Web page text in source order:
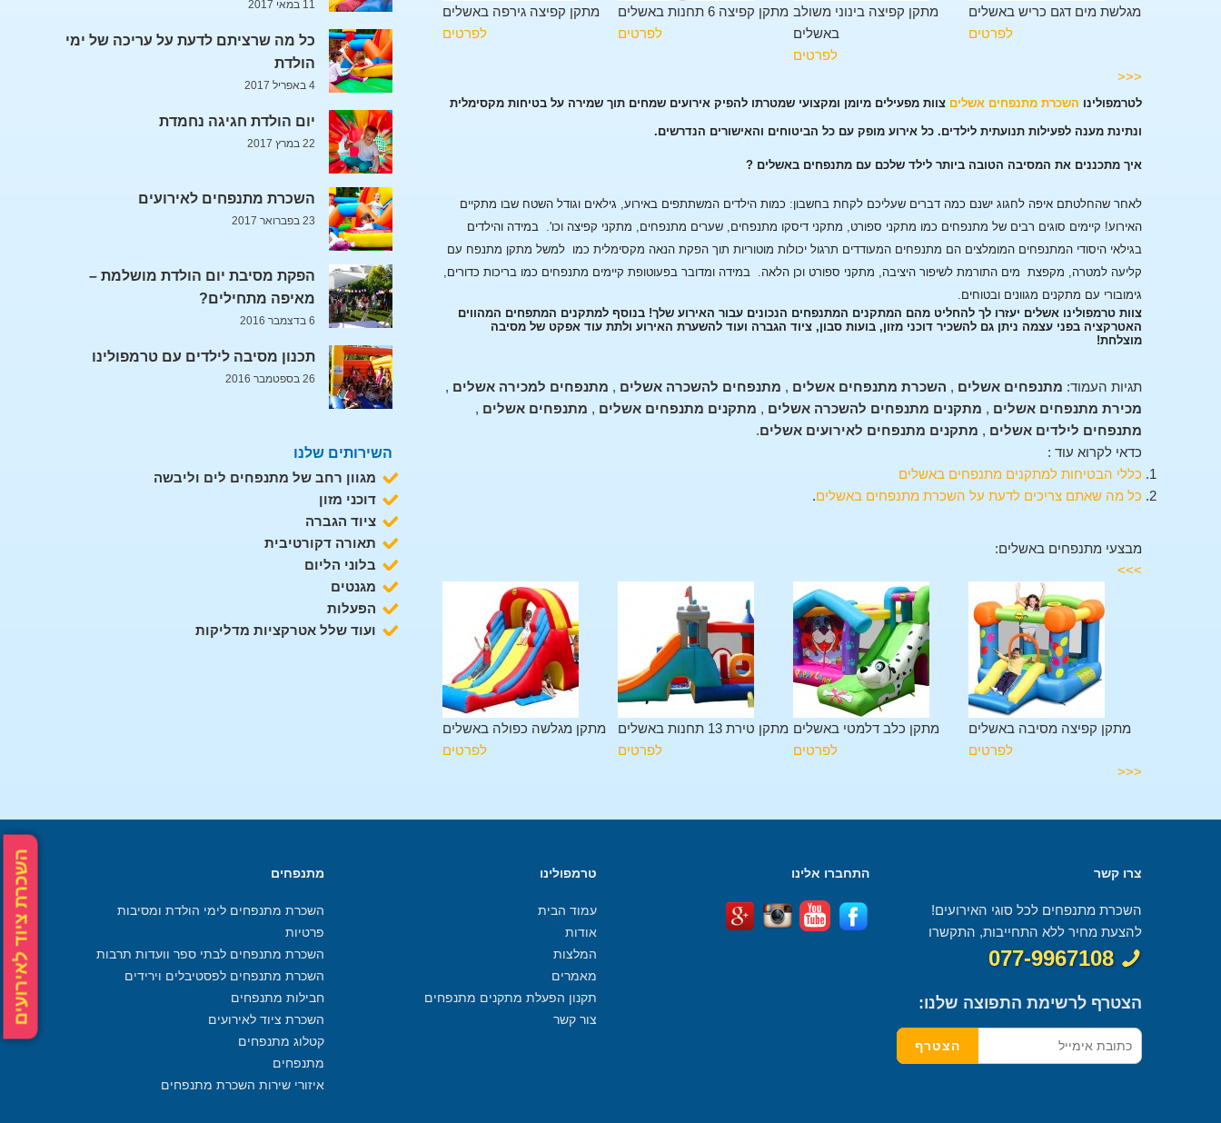
השכרת ציוד לאירועים
מתקן קפיצה גירפה באשלים
לפרטים
מתקן קפיצה 6 תחנות באשלים
לפרטים
מתקן קפיצה בינוני משולב
באשלים
לפרטים
מגלשת מים דגם כריש באשלים
לפרטים
<<<
לטרמפולינו השכרת מתנפחים אשלים צוות מפעילים מיומן ומקצועי שמטרתו להפיק אירועים שמחים תוך שמירה על בטיחות מקסימלית
ונתינת מענה לפעילות תנועתית לילדים. כל אירוע מופק עם כל הביטוחים והאישורים הנדרשים.
איך מתכננים את המסיבה הטובה ביותר לילד שלכם עם מתנפחים באשלים ?
לאחר שהחלטתם איפה לחגוג ישנם כמה דברים שעליכם לקחת בחשבון: כמות הילדים המשתתפים באירוע, גילאים וגודל השטח שבו מתקיים
האירוע! קיימים סוגים רבים של מתנפחים כמו מתקני ספורט, מתקני דיסקו מתנפחים, שערים מתנפחים, מתקני קפיצה וכו'. במידה והילדים
בגילאי היסודי המתנפחים המומלצים הם מתנפחים המעודדים תרגול יכולות מוטוריות תוך הפקת הנאה מקסימלית כמו למשל מתקן מתנפח עם
קליעה למטרה, מקפצת מים התורמת לשיפור היציבה, מתקני ספורט וכן הלאה. במידה ומדובר בפעוטופת קיימים מתנפחים כמו בריכות כדורים,
גימובורי עם מתקנים מגוונים ובטוחים.
צוות טרמפולינו אשלים יעזרו לך להחליט מהם המתקנים המתנפחים הנכונים עבור האירוע שלך! בנוסף למתקנים המתפחים המהווים
האטרקציה בפני עצמה ניתן גם להשכיר דוכני מזון, בועות סבון, ציוד הגברה ועוד להשערת האירוע ולתת עוד אפקט של מסיבה
מוצלחת!
תגיות העמוד: מתנפחים אשלים , השכרת מתנפחים אשלים , מתנפחים להשכרה אשלים , מתנפחים למכירה אשלים ,
מכירת מתנפחים אשלים , מתקנים מתנפחים להשכרה אשלים , מתקנים מתנפחים אשלים , מתנפחים אשלים ,
מתנפחים לילדים אשלים , מתקנים מתנפחים לאירועים אשלים.
כדאי לקרוא עוד :
כללי הבטיחות למתקנים מתנפחים באשלים
כל מה שאתם צריכים לדעת על השכרת מתנפחים באשלים.
מבצעי מתנפחים באשלים:
>>>
מתקן מגלשה כפולה באשלים
לפרטים
מתקן טירת 13 תחנות באשלים
לפרטים
מתקן כלב דלמטי באשלים
לפרטים
מתקן קפיצה מסיבה באשלים
לפרטים
<<<
11 במאי 2017
כל מה שרציתם לדעת על עריכה של ימי
הולדת
4 באפריל 2017
יום הולדת חגיגה נחמדת
22 במרץ 2017
השכרת מתנפחים לאירועים
23 בפברואר 2017
הפקת מסיבת יום הולדת מושלמת –
מאיפה מתחילים?
6 בדצמבר 2016
תכנון מסיבה לילדים עם טרמפולינו
26 בספטמבר 2016
השירותים שלנו
מגוון רחב של מתנפחים לים וליבשה
דוכני מזון
ציוד הגברה
תאורה דקורטיבית
בלוני הליום
מגנטים
הפעלות
ועוד שלל אטרקציות מדליקות
צרו קשר
השכרת מתנפחים לכל סוגי האירועים!
להצעת מחיר ללא התחייבות, התקשרו
077-9967108
הצטרף לרשימת התפוצה שלנו:
התחברו אלינו טרמפולינו
עמוד הבית
אודות
המלצות
מאמרים
תקנון הפעלת מתקנים מתנפחים
צור קשר
מתנפחים
השכרת מתנפחים לימי הולדת ומסיבות
פרטיות
השכרת מתנפחים לבתי ספר וועדות תרבות
השכרת מתנפחים לפסטיבלים וירידים
חבילות מתנפחים
השכרת ציוד לאירועים
קטלוג מתנפחים
מתנפחים
איזורי שירות השכרת מתנפחים